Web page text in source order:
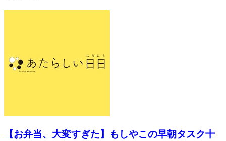
【お弁当、大変すぎた】もしやこの早朝タスク十